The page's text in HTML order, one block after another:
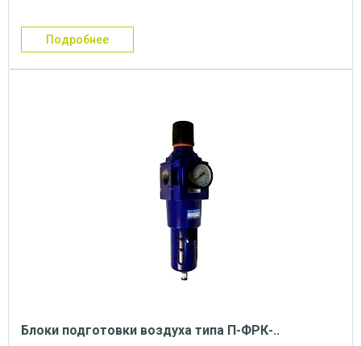
подробнее
Блоки подготовки воздуха типа П-ФРК-..